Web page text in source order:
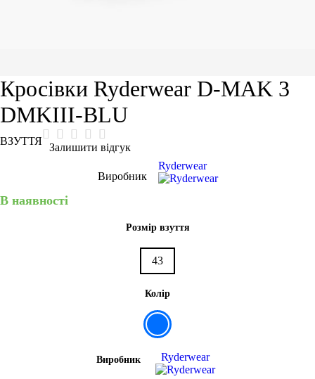
Кросівки Ryderwear D-MAK 3
DMKIII-BLU
ВЗУТТЯ
Залишити відгук
Виробник
Ryderwear
В наявності
Розмір взуття
43
Колір
Виробник Ryderwear